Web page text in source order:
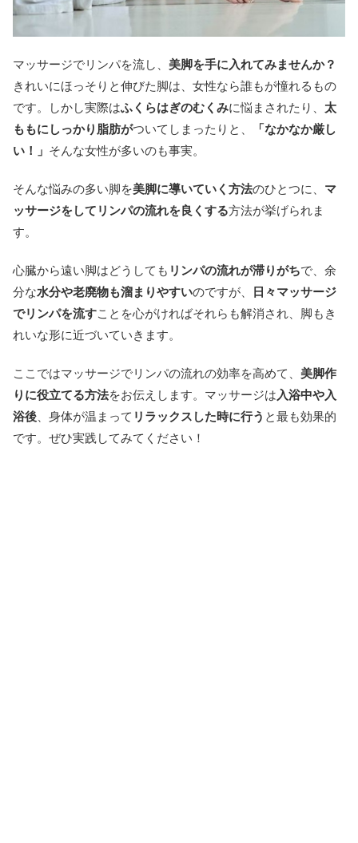
マッサージでリンパを流し、 美脚を手に入れてみませんか？
きれいにほっそりと伸びた脚は、女性なら誰もが憧れるもの
です。しかし実際はふくらはぎのむくみに悩まされたり、 太
ももにしっかり脂肪がついてしまったりと、
「なかなか厳し
い！」 そんな女性が多いのも事実。
そんな悩みの多い脚を美脚に導いていく方法のひとつに、 マ
ッサージをしてリンパの流れを良くする方法が挙げられま
す。
心臓から遠い脚はどうしても リンパの流れが滞りがちで、余
分な水分や老廃物も溜まりやすいのですが、
日々マッサージ
でリンパを流すことを心がければそれらも解消され、脚もき
れいな形に近づいていきます。
ここではマッサージでリンパの流れの効率を高めて、 美脚作
りに役立てる方法をお伝えします。マッサージは入浴中や入
浴後、身体が温まって リラックスした時に行う と最も効果的
です。ぜひ実践してみてください！